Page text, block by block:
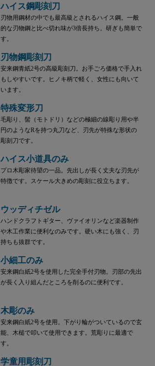
ハイス鋼彫刻刀
刃物用鋼材の中でも最高級とされるハイス鋼。一般
的な刃物鋼と比べ切れ味が3倍長持ち。研ぎも簡単で
す。
刃物鋼彫刻刀
安来鋼青紙2号の高級彫刻刀。お手ごろ価格で手入れ
もしやすいです。ヒノキ柄で軽く、女性にも向いて
います。
特殊変形刀
毛彫り、髻（モトドリ）などの極細の線彫り用や半
円のようなRを持つ丸刀など、刃先が特殊な形状の
彫刻刀です。
ハイス小道具のみ
プロ木彫家待望の一品。先出しが長く丈夫な刃先が
特徴です。スケール大きめの彫刻に役立ちます。
ウッディチゼル
ハンドクラフトギター、ヴァイオリンなど楽器制作
や木工作業に便利なのみです。硬い木にも強く、刃
持ちも抜群です。
小細工のみ
安来鋼白紙2号を使用した完全手付刃物。刃部の先出
が長く入り組んだところを削るのに便利です。
木彫のみ
安来鋼白紙2号を使用。下がり輪がついているので玄
能、木槌で叩いて使用できます。荒彫りに最適で
す。
学童用彫刻刀